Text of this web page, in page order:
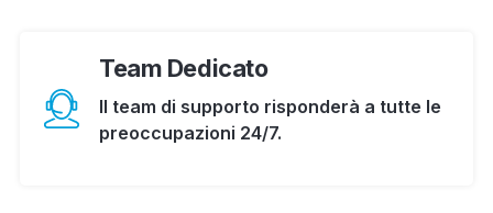
Team Dedicato
Il team di supporto risponderà a tutte le
preoccupazioni 24/7.